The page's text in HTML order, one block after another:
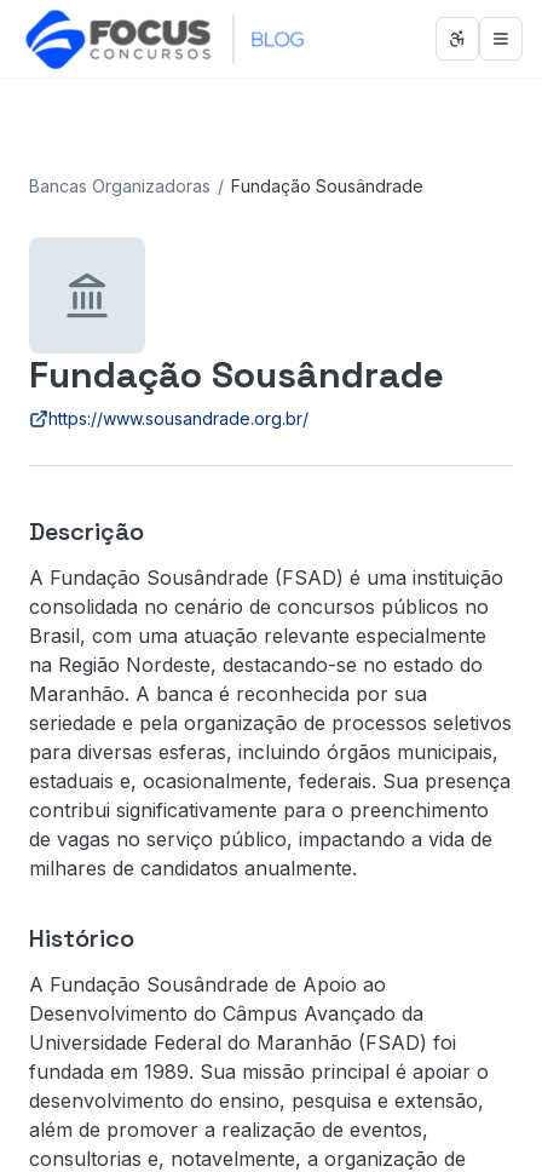
Abrir
Bancas Organizadoras / Fundação Sousândrade
Fundação Sousândrade
https://www.sousandrade.org.br/
Descrição
A Fundação Sousândrade (FSAD) é uma instituição
consolidada no cenário de concursos públicos no
Brasil, com uma atuação relevante especialmente
na Região Nordeste, destacando-se no estado do
Maranhão. A banca é reconhecida por sua
seriedade e pela organização de processos seletivos
para diversas esferas, incluindo órgãos municipais,
estaduais e, ocasionalmente, federais. Sua presença
contribui significativamente para o preenchimento
de vagas no serviço público, impactando a vida de
milhares de candidatos anualmente.
Histórico
A Fundação Sousândrade de Apoio ao
Desenvolvimento do Câmpus Avançado da
Universidade Federal do Maranhão (FSAD) foi
fundada em 1989. Sua missão principal é apoiar o
desenvolvimento do ensino, pesquisa e extensão,
além de promover a realização de eventos,
consultorias e, notavelmente, a organização de